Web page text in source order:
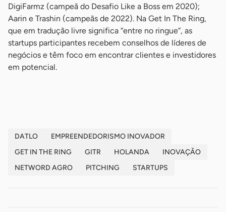
DigiFarmz (campeã do Desafio Like a Boss em 2020);
Aarin e Trashin (campeãs de 2022). Na Get In The Ring,
que em tradução livre significa “entre no ringue”, as
startups participantes recebem conselhos de líderes de
negócios e têm foco em encontrar clientes e investidores
em potencial.
DATLO
EMPREENDEDORISMO INOVADOR
GET IN THE RING
GITR HOLANDA
INOVAÇÃO
NETWORD AGRO
PITCHING STARTUPS